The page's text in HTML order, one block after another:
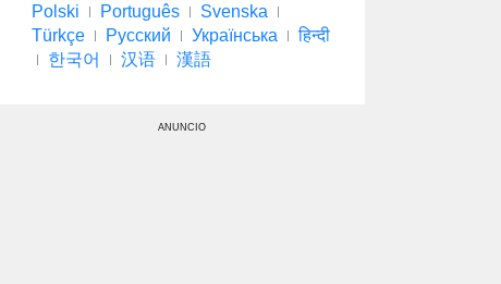
Polski
Português
Svenska
Türkçe
Русский Українська
हिन्दी
한국어
汉语 漢語
ANUNCIO